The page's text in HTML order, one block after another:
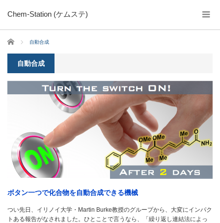
Chem-Station (ケムステ)
ホーム 自動合成
自動合成
ボタン一つで化合物を自動合成できる機械
つい先日、イリノイ大学・Martin Burke教授のグループから、大変にインパク
トある報告がなされました。ひとことで言うなら、「繰り返し連結法によっ